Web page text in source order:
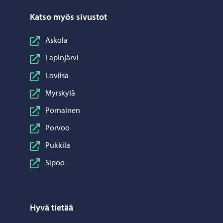
Katso myös sivustot
Askola
Lapinjärvi
Loviisa
Myrskylä
Pornainen
Porvoo
Pukkila
Sipoo
Hyvä tietää